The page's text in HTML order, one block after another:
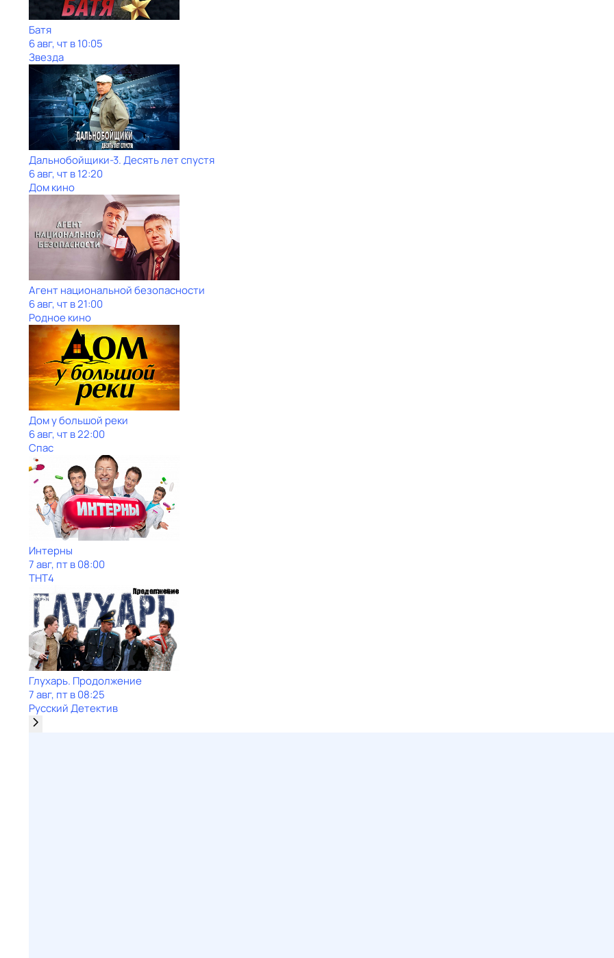
Батя
6 авг, чт в 10:05
Звезда
Дальнобойщики-3. Десять лет спустя
6 авг, чт в 12:20
Дом кино
Агент национальной безопасности
6 авг, чт в 21:00
Родное кино
Дом у большой реки
6 авг, чт в 22:00
Спас
Интерны
7 авг, пт в 08:00
ТНТ4
Глухарь. Продолжение
7 авг, пт в 08:25
Русский Детектив